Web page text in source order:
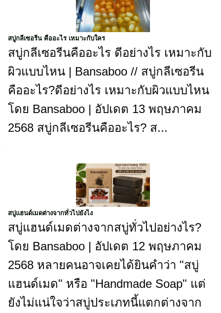
สบู่กลีเซอรีน คืออะไร เหมาะกับใคร
สบู่กลีเซอรีนคืออะไร ดีอย่างไร เหมาะกับ
ผิวแบบไหน | Bansaboo // สบู่กลีเซอรีน
คืออะไร?ดีอย่างไร เหมาะกับผิวแบบไหน
โดย Bansaboo | อัปเดต 13 พฤษภาคม
2568 สบู่กลีเซอรีนคืออะไร? ส...
สบู่แฮนด์เมดต่างจากทั่วไปยังไง
สบู่แฮนด์เมดต่างจากสบู่ทั่วไปอย่างไร?
โดย Bansaboo | อัปเดต 12 พฤษภาคม
2568 หลายคนอาจเคยได้ยินคำว่า "สบู่
แฮนด์เมด" หรือ "Handmade Soap" แต่
ยังไม่แน่ใจว่าสบู่ประเภทนี้แตกต่างจาก